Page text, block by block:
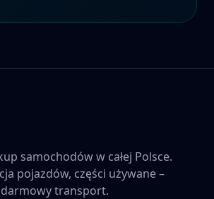
samochodów w całej Polsce.
pojazdów, części używane –
transport.